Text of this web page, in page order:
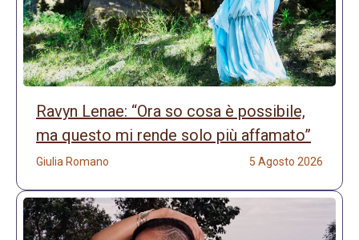
Ravyn Lenae: “Ora so cosa è possibile,
ma questo mi rende solo più affamato”
Giulia Romano 5 Agosto 2026